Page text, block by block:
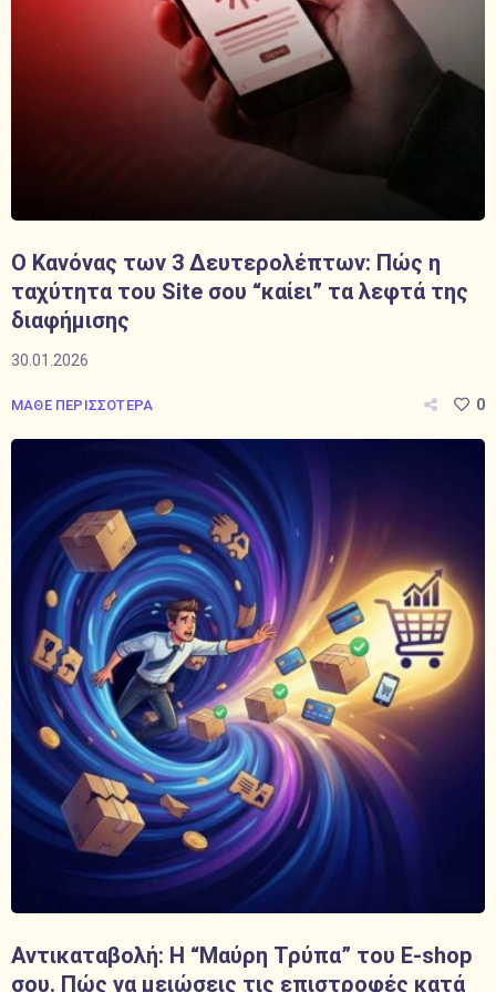
Ο Κανόνας των 3 Δευτερολέπτων: Πώς η
ταχύτητα του Site σου “καίει” τα λεφτά της
διαφήμισης
30.01.2026
ΜΑΘΕ ΠΕΡΙΣΣΟΤΕΡΑ 0
Αντικαταβολή: Η “Μαύρη Τρύπα” του E-shop
σου. Πώς να μειώσεις τις επιστροφές κατά